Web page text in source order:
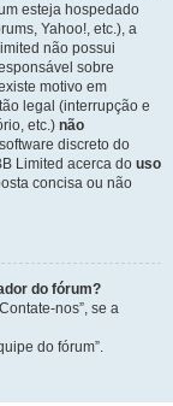
esteja hospedado
Yahoo!, etc.), a
não possui
sobre
motivo em
legal (interrupção e
etc.) não
discreto do
Limited acerca do uso
concisa ou não
do fórum?
nos”, se a
do fórum”.